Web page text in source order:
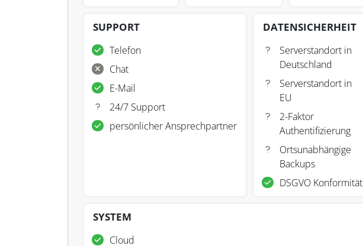
SUPPORT
Telefon
Chat
E-Mail
24/7 Support
persönlicher Ansprechpartner
DATENSICHERHEIT
Serverstandort in
Deutschland
Serverstandort in
EU
2-Faktor
Authentifizierung
Ortsunabhängige
Backups
DSGVO Konformität
SYSTEM
Cloud